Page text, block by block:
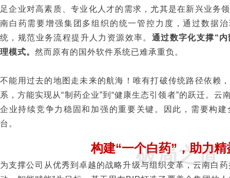
足企业对高素质、专业化人才的需求，尤其是在新兴业务
南白药需要增强集团多组织的统一管控力度，通过数据
统，规范业务流程提升人力资源效率。 通过数字化支撑“
理模式。 然而原有的国外软件系统已难承重负。
不能用过去的地图走未来的航海！唯有打破传统路径依赖
系，方能实现从“制药企业”到“健康生态引领者”的跃迁。云
企业持续竞争力稳固和加强的重要关键。因此，需要构
台。
破局之道
构建“一个白药”，助力精
为支撑公司从优秀到卓越的战略升级与组织变革，云南白